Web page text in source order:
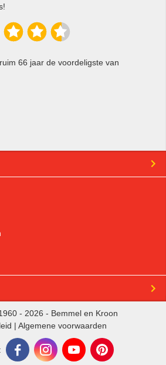
66 jaar de voordeligste van
- 2026 - Bemmel en Kroon
| Algemene voorwaarden